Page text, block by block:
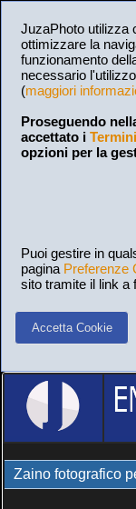
JuzaPhoto utilizza
ottimizzare la
funzionamento
necessario
(maggiori
Proseguendo
accettato i
opzioni per la
Puoi gestire in
pagina Preferenze
sito tramite il link a
Accetta Cookie
Zaino fotografico